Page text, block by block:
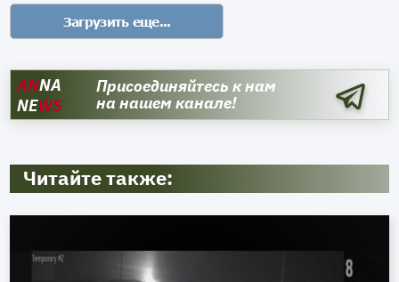
ANNA
NEWS
Присоединяйтесь к нам
на нашем канале!
Читайте также: